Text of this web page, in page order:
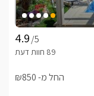
בריא דרך התחברות לטבע. כאן, תוכלו ליהנות מהיופי המיוחד של
/5
החל מ- ₪850